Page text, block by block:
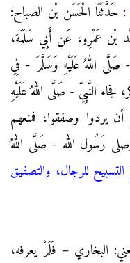
: حَدَّثَنَا الْحَسَن بْن الصباح:
بْن عَمْرِو، عَن أَبِي سَلَمَة،
اللهُ عَلَيْهِ وَسَلَّمَ - فِي
فجاء النَّبِيّ - صَلَّى اللهُ عَلَيْهِ
يردوا وصفقوا، فمنعهم
رَسُول الله - صَلَّى اللهُ
للرجال، والتصفيق
البخاري – فَلَمْ يعرفه،